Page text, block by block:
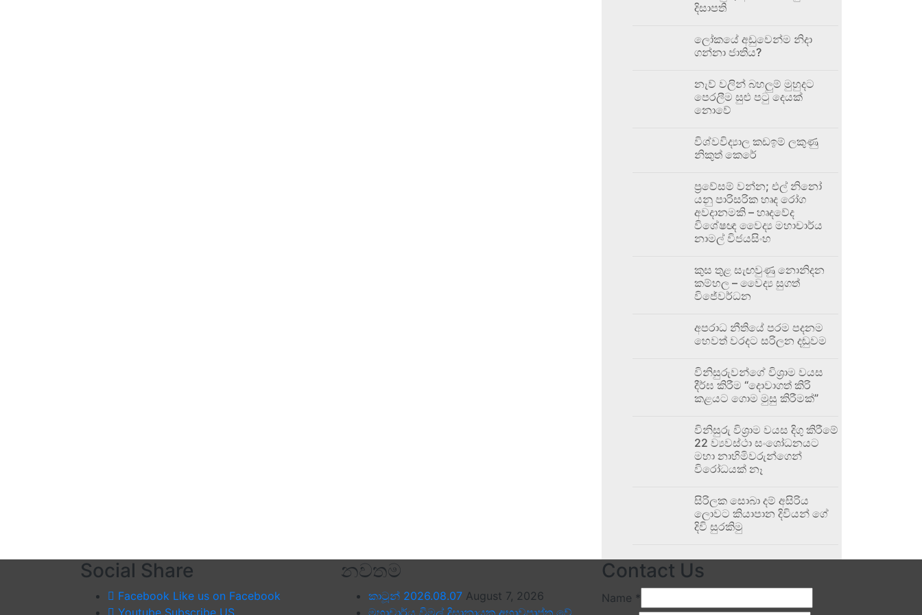
දිසාපති
ලෝකයේ අඩුවෙන්ම නිදා
ගන්නා ජාතිය?
නැව් වලින් බහලුම් මුහුදට
පෙරලීම සුළු පටු දෙයක්
නොවේ
විශ්වවිද්‍යාල කඩඉම් ලකුණු
නිකුත් කෙරේ
ප්‍රවේසම් වන්න; එල් නිනෝ
යනු පාරිසරික හෘද රෝග
අවදානමකි – හෘදවේද
විශේෂඥ වෛද්‍ය මහාචාර්ය
නාමල් විජයසිංහ
කුස තුළ සැඟවුණු නොනිදන
කම්හල – වෛද්‍ය සුගත්
විජේවර්ධන
අපරාධ නීතියේ පරම පදනම
හෙවත් වරදට සරිලන දඬුවම
විනිසුරුවන්ගේ විශ්‍රාම වයස
දීර්ඝ කිරීම “දොවාගත් කිරි
කළයට ගොම මුසු කිරීමක්”
විනිසුරු විශ්‍රාම වයස දිගු කිරීමේ
22 ව්‍යවස්ථා සංශෝධනයට
මහා නාහිමිවරුන්ගෙන්
විරෝධයක් නෑ
සිරිලක සොබා දම් අසිරිය
ලොවට කියාපාන දිවියන් ගේ
දිවි සුරකිමු
Social Share
Facebook Like us on Facebook
Youtube Subscribe US
නවතම
කාටූන් 2026.08.07 August 7, 2026
මහාචාර්ය විමල් දිසානායක අභාවප්‍රාප්ත වේ
Contact Us
Name *